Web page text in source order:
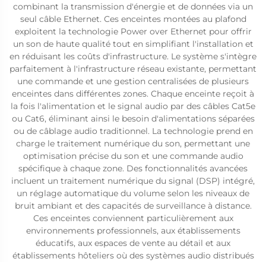
combinant la transmission d'énergie et de données via un
seul câble Ethernet. Ces enceintes montées au plafond
exploitent la technologie Power over Ethernet pour offrir
un son de haute qualité tout en simplifiant l'installation et
en réduisant les coûts d'infrastructure. Le système s'intègre
parfaitement à l'infrastructure réseau existante, permettant
une commande et une gestion centralisées de plusieurs
enceintes dans différentes zones. Chaque enceinte reçoit à
la fois l'alimentation et le signal audio par des câbles Cat5e
ou Cat6, éliminant ainsi le besoin d'alimentations séparées
ou de câblage audio traditionnel. La technologie prend en
charge le traitement numérique du son, permettant une
optimisation précise du son et une commande audio
spécifique à chaque zone. Des fonctionnalités avancées
incluent un traitement numérique du signal (DSP) intégré,
un réglage automatique du volume selon les niveaux de
bruit ambiant et des capacités de surveillance à distance.
Ces enceintes conviennent particulièrement aux
environnements professionnels, aux établissements
éducatifs, aux espaces de vente au détail et aux
établissements hôteliers où des systèmes audio distribués